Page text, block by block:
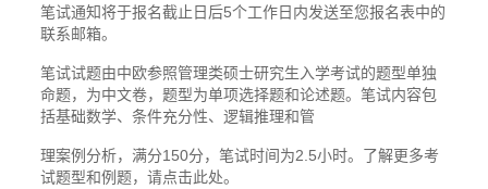
笔试通知将于报名截止日后5个工作日内发送至您报名表中的
联系邮箱。
笔试试题由中欧参照管理类硕士研究生入学考试的题型单独
命题，为中文卷，题型为单项选择题和论述题。笔试内容包
括基础数学、条件充分性、逻辑推理和管
理案例分析，满分150分，笔试时间为2.5小时。了解更多考
试题型和例题，请点击此处。